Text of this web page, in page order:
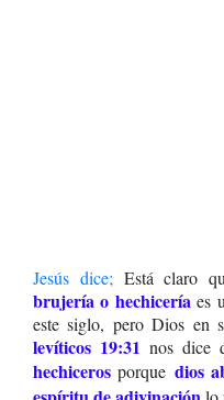
Jesús dice; Está claro
brujería o hechicería es
este siglo, pero Dios en
levíticos 19:31 nos dice
hechicerosporque dios